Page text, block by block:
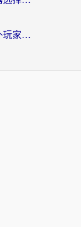
最强蜗牛迅游加速器有用吗？海外玩家国服游戏加速避坑指南（附德国玩忍者必须死3流星蝴蝶剑解决办法）